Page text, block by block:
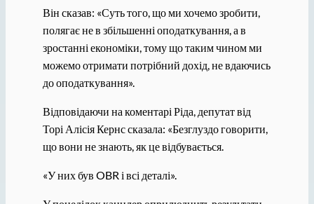
Він сказав: «Суть того, що ми хочемо зробити,
полягає не в збільшенні оподаткування, а в
зростанні економіки, тому що таким чином ми
можемо отримати потрібний дохід, не вдаючись
до оподаткування».
Відповідаючи на коментарі Ріда, депутат від
Торі Алісія Кернс сказала: «Безглуздо говорити,
що вони не знають, як це відбувається.
«У них був OBR і всі деталі».